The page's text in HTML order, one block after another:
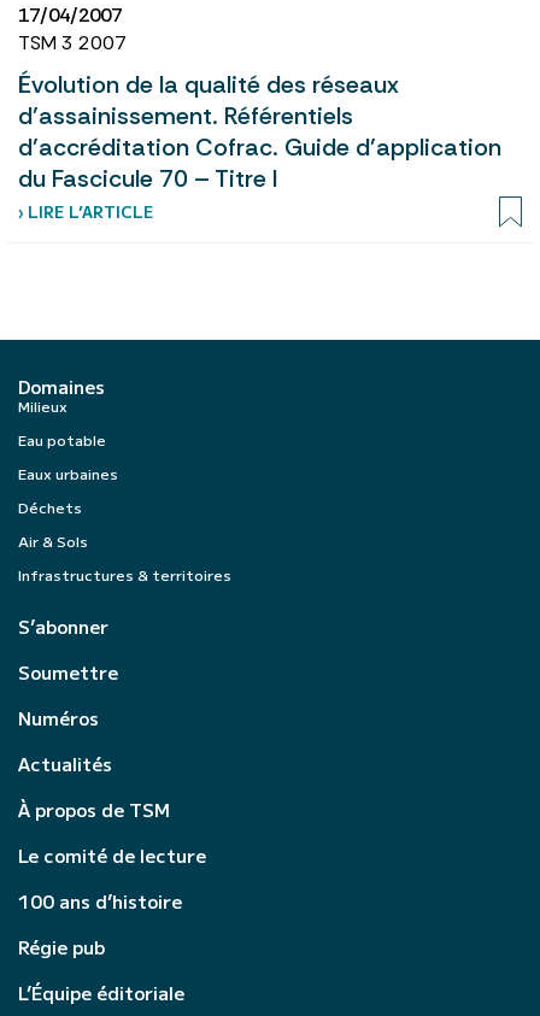
17/04/2007
TSM 3 2007
Évolution de la qualité des réseaux
d’assainissement. Référentiels
d’accréditation Cofrac. Guide d’application
du Fascicule 70 – Titre I
› LIRE L’ARTICLE
Domaines
Milieux
Eau potable
Eaux urbaines
Déchets
Air & Sols
Infrastructures & territoires
S’abonner
Soumettre
Numéros
Actualités
À propos de TSM
Le comité de lecture
100 ans d’histoire
Régie pub
L’Équipe éditoriale